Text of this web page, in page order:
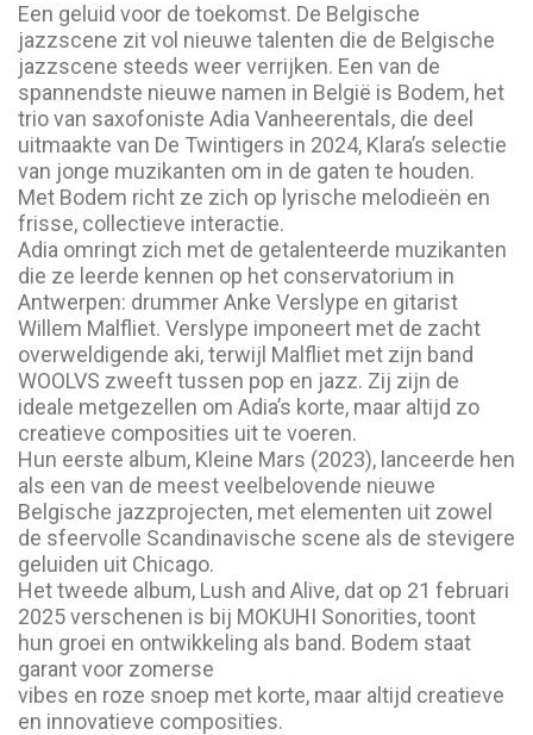
Een geluid voor de toekomst. De Belgische
jazzscene zit vol nieuwe talenten die de Belgische
jazzscene steeds weer verrijken. Een van de
spannendste nieuwe namen in België is Bodem, het
trio van saxofoniste Adia Vanheerentals, die deel
uitmaakte van De Twintigers in 2024, Klara’s selectie
van jonge muzikanten om in de gaten te houden.
Met Bodem richt ze zich op lyrische melodieën en
frisse, collectieve interactie.
Adia omringt zich met de getalenteerde muzikanten
die ze leerde kennen op het conservatorium in
Antwerpen: drummer Anke Verslype en gitarist
Willem Malfliet. Verslype imponeert met de zacht
overweldigende aki, terwijl Malfliet met zijn band
WOOLVS zweeft tussen pop en jazz. Zij zijn de
ideale metgezellen om Adia’s korte, maar altijd zo
creatieve composities uit te voeren.
Hun eerste album, Kleine Mars (2023), lanceerde hen
als een van de meest veelbelovende nieuwe
Belgische jazzprojecten, met elementen uit zowel
de sfeervolle Scandinavische scene als de stevigere
geluiden uit Chicago.
Het tweede album, Lush and Alive, dat op 21 februari
2025 verschenen is bij MOKUHI Sonorities, toont
hun groei en ontwikkeling als band. Bodem staat
garant voor zomerse
vibes en roze snoep met korte, maar altijd creatieve
en innovatieve composities.